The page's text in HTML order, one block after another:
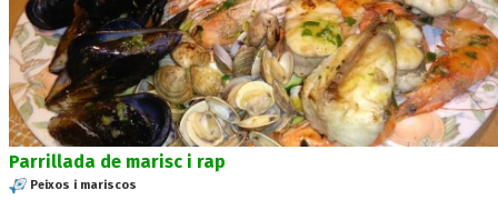
Parrillada de marisc i rap
Peixos i mariscos